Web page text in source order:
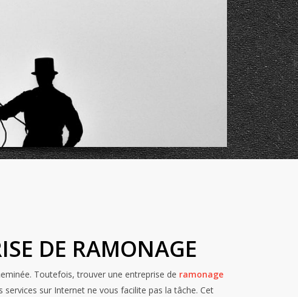
DE RAMONAGE
Toutefois, trouver une entreprise de ramonage
sur Internet ne vous facilite pas la tâche. Cet